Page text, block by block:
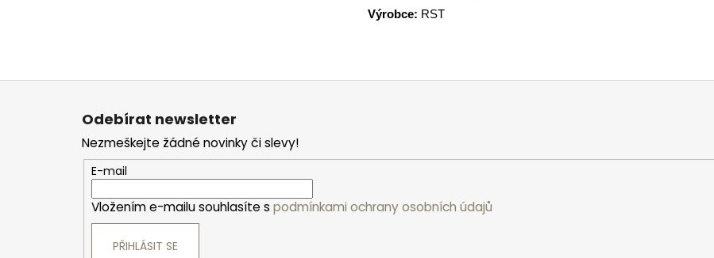
Výrobce: RST
Z
Odebírat newsletter
Nezmeškejte žádné novinky či slevy!
E-mail
Vložením e-mailu souhlasíte s podmínkami ochrany osobních údajů
PŘIHLÁSIT SE